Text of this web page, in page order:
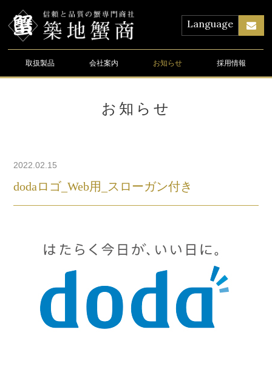
Language
取扱製品 会社案内 お知らせ 採用情報
お知らせ
2022.02.15
dodaロゴ_Web用_スローガン付き